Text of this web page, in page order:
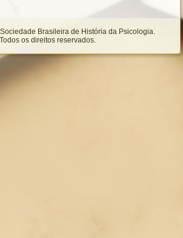
Brasileira de História da Psicologia.
Todos os direitos reservados.